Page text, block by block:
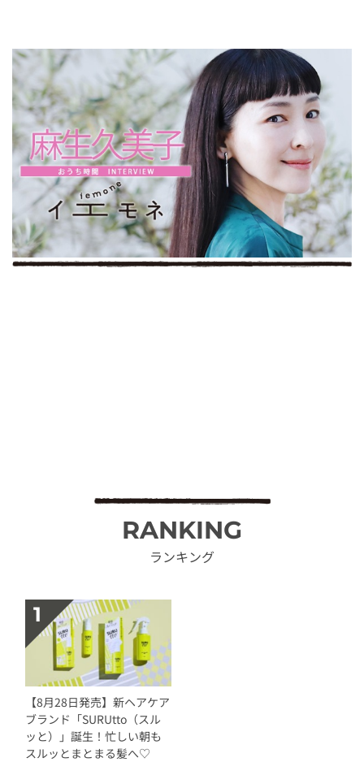
RANKING
ランキング
【8月28日発売】新ヘアケア
ブランド「SURUtto（スル
ッと）」誕生！忙しい朝も
スルッとまとまる髪へ♡